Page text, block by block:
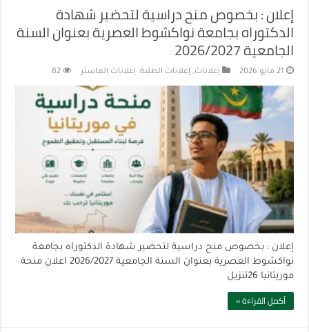
إعلان : بخصوص منح دراسية لتحضير شهادة
الدكتوراه بجامعة نواكشوط العصرية بعنوان السنة
الجامعية 2026/2027
21 مايو 2026 إعلانات, إعلانات الطلبة, إعلانات الماستر 82
إعلان : بخصوص منح دراسية لتحضير شهادة الدكتوراه بجامعة
نواكشوط العصرية بعنوان السنة الجامعية 2026/2027 اعلان منحة
موريتانيا 26تنزيل
أكمل القراءة »